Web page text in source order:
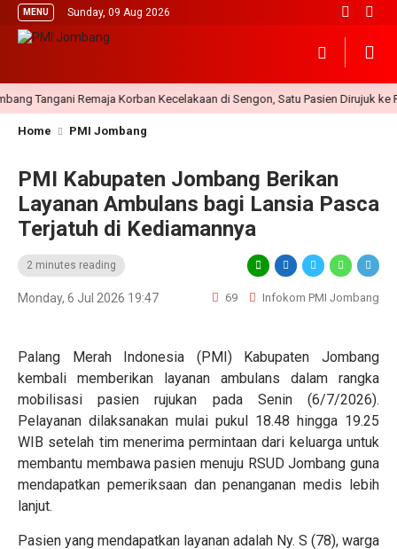
MENU Sunday, 09 Aug 2026
Tangani Remaja Korban Kecelakaan di Sengon, Satu Pasien Dirujuk ke RSUD
Home PMI Jombang
PMI Kabupaten Jombang Berikan
Layanan Ambulans bagi Lansia Pasca
Terjatuh di Kediamannya
2 minutes reading
Monday, 6 Jul 2026 19:47 69 Infokom PMI Jombang
Palang Merah Indonesia (PMI) Kabupaten Jombang
kembali memberikan layanan ambulans dalam rangka
mobilisasi pasien rujukan pada Senin (6/7/2026).
Pelayanan dilaksanakan mulai pukul 18.48 hingga 19.25
WIB setelah tim menerima permintaan dari keluarga untuk
membantu membawa pasien menuju RSUD Jombang guna
mendapatkan pemeriksaan dan penanganan medis lebih
lanjut.
Pasien yang mendapatkan layanan adalah Ny. S (78), warga